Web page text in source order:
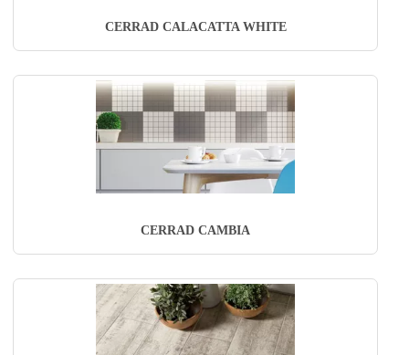
CERRAD CALACATTA WHITE
CERRAD CAMBIA